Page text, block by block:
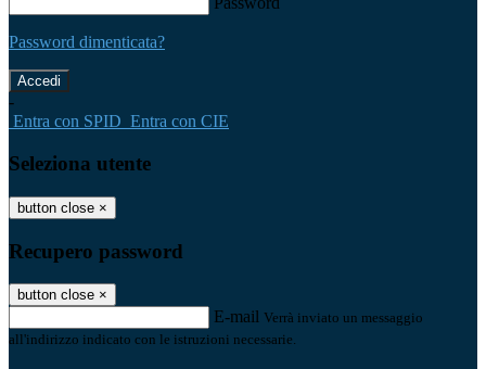
Password dimenticata?
-
Entra con SPID Entra con CIE
Seleziona utente
button close ×
Recupero password
button close ×
E-mail Verrà inviato un messaggio
all'indirizzo indicato con le istruzioni necessarie.